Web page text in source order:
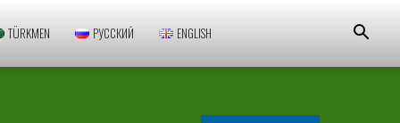
TÜRKMEN РУССКИЙ ENGLISH